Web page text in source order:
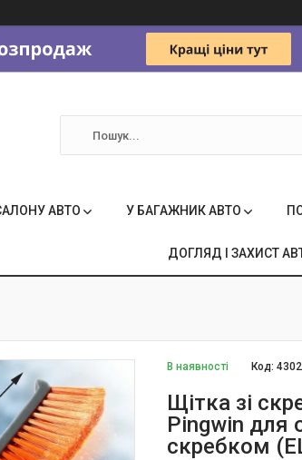
АВТО У БАГАЖНИК АВТО
ДОГЛЯД І ЗАХИСТ
В наявності Код:
Щітка зі
Pingwin для
скребком